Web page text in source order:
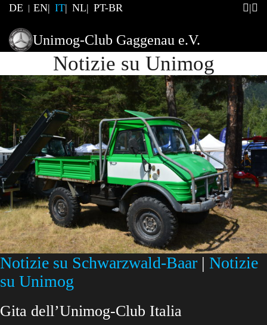
DE EN IT NL PT-BR
Unimog-Club Gaggenau e.V.
Notizie su Unimog
Notizie su Schwarzwald-Baar | Notizie
su Unimog
Gita dell’Unimog-Club Italia